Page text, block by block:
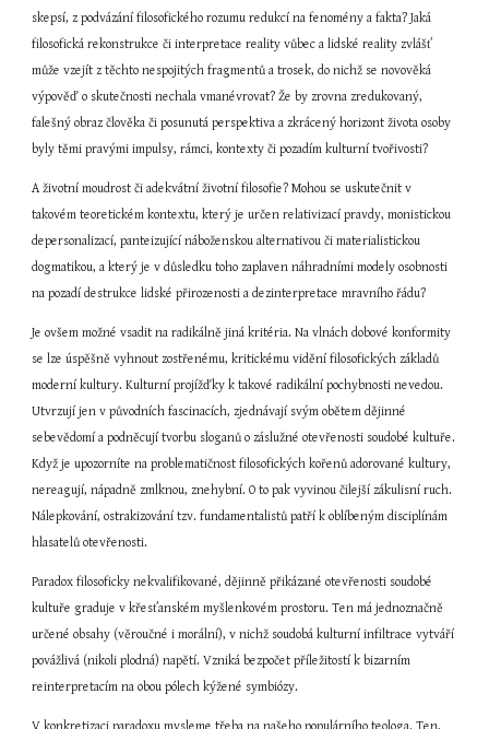
skepsí, z podvázání filosofického rozumu redukcí na fenomény a fakta? Jaká
filosofická rekonstrukce či interpretace reality vůbec a lidské reality zvlášť
může vzejít z těchto nespojitých fragmentů a trosek, do nichž se novověká
výpověď o skutečnosti nechala vmanévrovat? Že by zrovna zredukovaný,
falešný obraz člověka či posunutá perspektiva a zkrácený horizont života osoby
byly těmi pravými impulsy, rámci, kontexty či pozadím kulturní tvořivosti?
A životní moudrost či adekvátní životní filosofie? Mohou se uskutečnit v
takovém teoretickém kontextu, který je určen relativizací pravdy, monistickou
depersonalizací, panteizující náboženskou alternativou či materialistickou
dogmatikou, a který je v důsledku toho zaplaven náhradními modely osobnosti
na pozadí destrukce lidské přirozenosti a dezinterpretace mravního řádu?
Je ovšem možné vsadit na radikálně jiná kritéria. Na vlnách dobové konformity
se lze úspěšně vyhnout zostřenému, kritickému vidění filosofických základů
moderní kultury. Kulturní projížďky k takové radikální pochybnosti nevedou.
Utvrzují jen v původních fascinacích, zjednávají svým obětem dějinné
sebevědomí a podněcují tvorbu sloganů o záslužné otevřenosti soudobé kultuře.
Když je upozorníte na problematičnost filosofických kořenů adorované kultury,
nereagují, nápadně zmlknou, znehybní. O to pak vyvinou čilejší zákulisní ruch.
Nálepkování, ostrakizování tzv. fundamentalistů patří k oblíbeným disciplínám
hlasatelů otevřenosti.
Paradox filosoficky nekvalifikované, dějinně přikázané otevřenosti soudobé
kultuře graduje v křesťanském myšlenkovém prostoru. Ten má jednoznačně
určené obsahy (věroučné i morální), v nichž soudobá kulturní infiltrace vytváří
povážlivá (nikoli plodná) napětí. Vzniká bezpočet příležitostí k bizarním
reinterpretacím na obou pólech kýžené symbiózy.